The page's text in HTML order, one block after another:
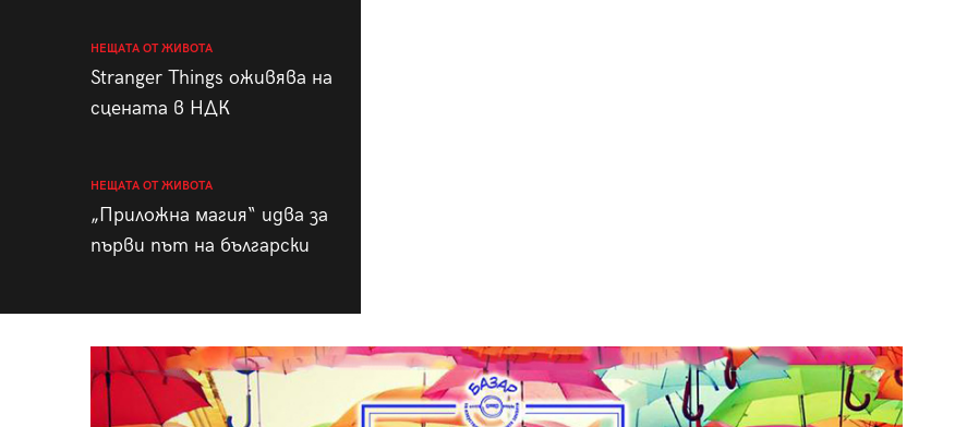
НЕЩАТА ОТ ЖИВОТА
Stranger Things оживява на
сцената в НДК
НЕЩАТА ОТ ЖИВОТА
„Приложна магия“ идва за
първи път на български